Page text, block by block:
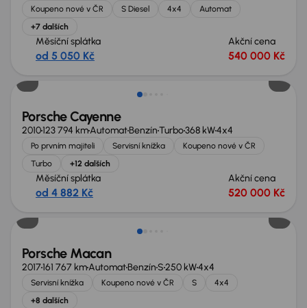
Koupeno nové v ČR S Diesel 4x4
Automat
+7 dalších
Měsíční splátka
od 5 050 Kč
Akční cena
540 000 Kč
Zlevněno o 70 000 Kč
Porsche Cayenne
2010123 794 kmAutomatBenzínTurbo368 kW4x4
Po prvním majiteli Servisní knížka
Koupeno nové v ČR
Turbo
+12 dalších
Měsíční splátka
od 4 882 Kč
Akční cena
520 000 Kč
Zlevněno o 100 000 Kč
Porsche Macan
2017161 767 kmAutomatBenzínS250 kW4x4
Servisní knížka Koupeno nové v ČR S
4x4
+8 dalších